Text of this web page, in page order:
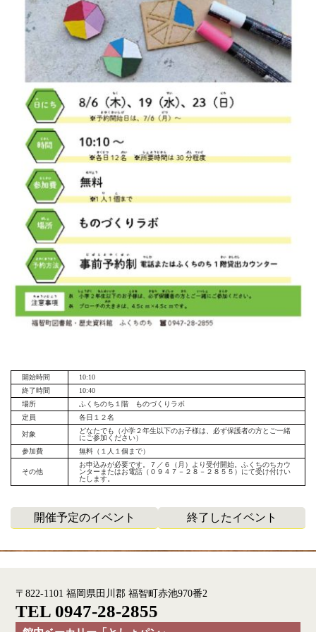
開始時間
10:10
終了時間
10:40
場所
ふくちのち１階 ものづくりラボ
定員
各日１２名
対象
どなたでも（小学２年生以下のお子様は、必ず保護者の方とご一緒
にご参加ください）
参加費
無料（１人１個まで）
その他
お申込みが必要です。７／６（月）より受付開始。ふくちのちカウ
ンターまたはお電話（０９４７－２８－２８５５）にて受け付けい
たします。
開催予定のイベント 終了したイベント
〒822-1101 福岡県田川郡 福智町赤池970番2
TEL 0947-28-2855